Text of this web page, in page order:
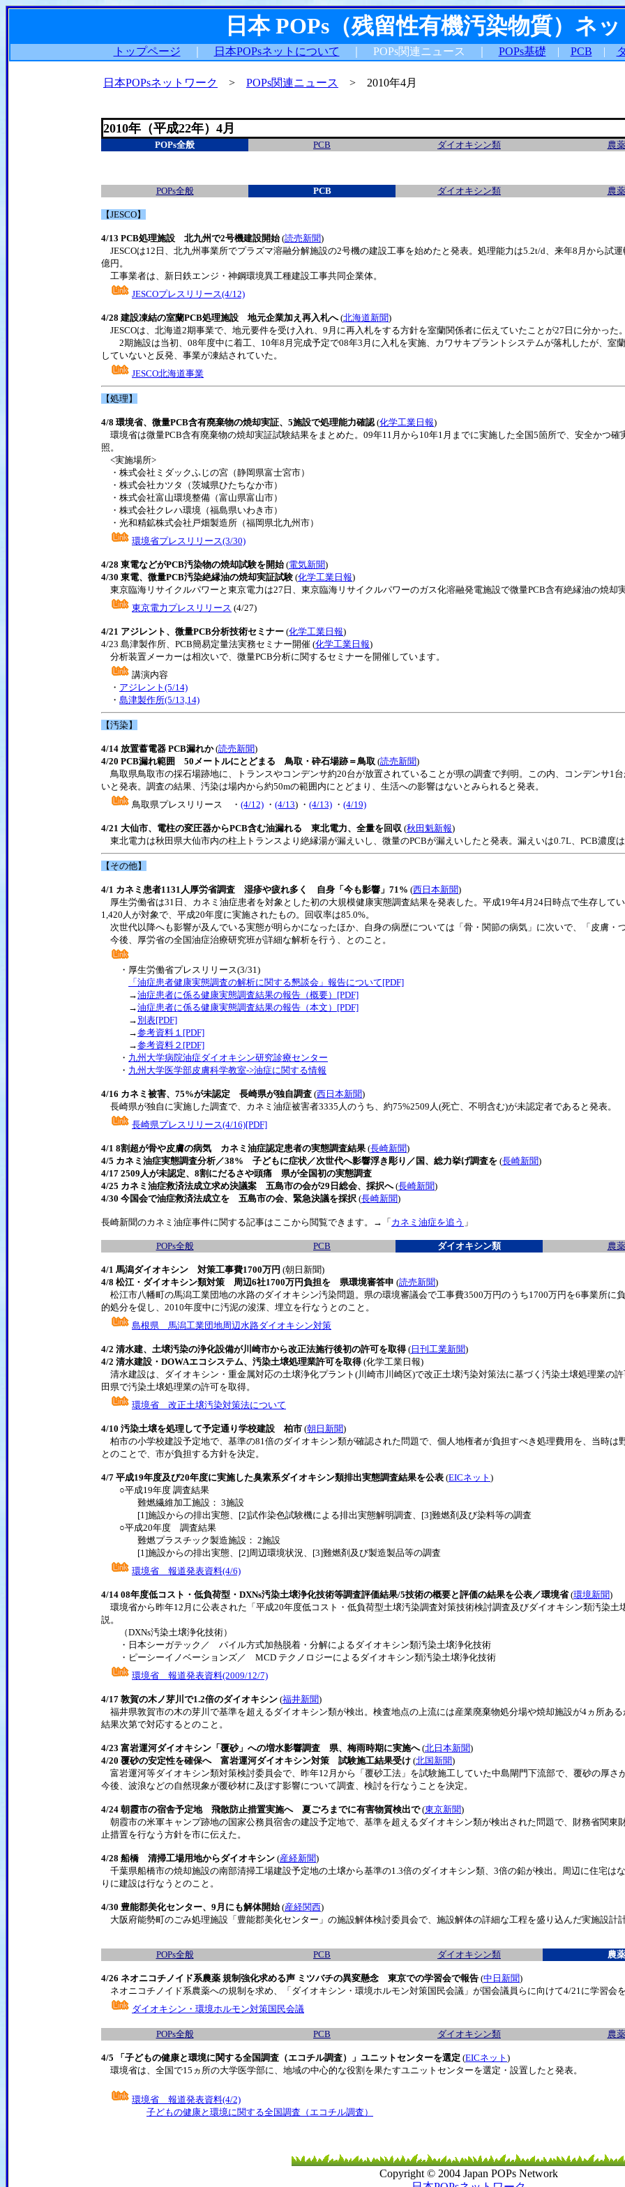
日本 POPs（残留性有機汚染物質）ネ
トップページ 日本POPsネットについて ｜ POPs関連ニュース ｜ POPs基礎 | PCB |
日本POPsネットワーク > POPs関連ニュース > 2010年4月
2010年（平成22年）4月
POPs全般 PCB ダイオキシン類 農薬
POPs全般 PCB ダイオキシン類 農薬
【JESCO】
4/13 PCB処理施設 北九州で2号機建設開始 (読売新聞)
JESCOは12日、北九州事業所でプラズマ溶融分解施設の2号機の建設工事を始めたと発表。処理能力は5.2t/d、来年8月から試
億円。
工事業者は、新日鉄エンジ・神鋼環境異工種建設工事共同企業体。
JESCOプレスリリース(4/12)
4/28 建設凍結の室蘭PCB処理施設 地元企業加え再入札へ(北海道新聞)
JESCOは、北海道2期事業で、地元要件を受け入れ、9月に再入札をする方針を室蘭関係者に伝えていたことが27日に分かった。
2期施設は当初、08年度中に着工、10年8月完成予定で08年3月に入札を実施、カワサキプラントシステムが落札したが、室
していないと反発、事業が凍結されていた。
JESCO北海道事業
【処理】
4/8 環境省、微量PCB含有廃棄物の焼却実証、5施設で処理能力確認(化学工業日報)
環境省は微量PCB含有廃棄物の焼却実証試験結果をまとめた。09年11月から10年1月までに実施した全国5箇所で、安全かつ
照。
<実施場所>
・株式会社ミダックふじの宮（静岡県富士宮市）
・株式会社カツタ（茨城県ひたちなか市）
・株式会社富山環境整備（富山県富山市）
・株式会社クレハ環境（福島県いわき市）
・光和精鉱株式会社戸畑製造所（福岡県北九州市）
環境省プレスリリース(3/30)
4/28 東電などがPCB汚染物の焼却試験を開始 (電気新聞)
4/30 東電、微量PCB汚染絶縁油の焼却実証試験 (化学工業日報)
東京臨海リサイクルパワーと東京電力は27日、東京臨海リサイクルパワーのガス化溶融発電施設で微量PCB含有絶縁油の焼却
東京電力プレスリリース (4/27)
4/21 アジレント、微量PCB分析技術セミナー (化学工業日報)
4/23 島津製作所、PCB簡易定量法実務セミナー開催 (化学工業日報)
分析装置メーカーは相次いで、微量PCB分析に関するセミナーを開催しています。
講演内容
・ アジレント(5/14)
・ 島津製作所(5/13,14)
【汚染】
4/14 放置蓄電器 PCB漏れか(読売新聞)
4/20 PCB漏れ範囲 50メートルにとどまる 鳥取・砕石場跡＝鳥取 (読売新聞)
鳥取県鳥取市の採石場跡地に、トランスやコンデンサ約20台が放置されていることが県の調査で判明。この内、コンデンサ1
いと発表。調査の結果、汚染は場内から約50mの範囲内にとどまり、生活への影響はないとみられると発表。
鳥取県プレスリリース ・ (4/12) ・ (4/13) ・ (4/13) ・ (4/19)
4/21 大仙市、電柱の変圧器からPCB含む油漏れる 東北電力、全量を回収 (秋田魁新報)
東北電力は秋田県大仙市内の柱上トランスより絶縁湯が漏えいし、微量のPCBが漏えいしたと発表。漏えいは0.7L、PCB濃度は
【その他】
4/1 カネミ患者1131人厚労省調査 湿疹や疲れ多く 自身「今も影響」71% (西日本新聞)
厚生労働省は31日、カネミ油症患者を対象とした初の大規模健康実態調査結果を発表した。平成19年4月24日時点で生存して
1,420人が対象で、平成20年度に実施されたもの。回収率は85.0%。
次世代以降へも影響が及んでいる実態が明らかになったほか、自身の病歴については「骨・関節の病気」に次いで、「皮膚・
今後、厚労省の全国油症治療研究班が詳細な解析を行う、とのこと。
・厚生労働省プレスリリース(3/31)
「油症患者健康実態調査の解析に関する懇談会」報告について[PDF]
→油症患者に係る健康実態調査結果の報告（概要）[PDF]
→油症患者に係る健康実態調査結果の報告（本文）[PDF]
→ 別表[PDF]
→参考資料１[PDF]
→参考資料２[PDF]
・ 九州大学病院油症ダイオキシン研究診療センター
・ 九州大学医学部皮膚科学教室->油症に関する情報
4/16 カネミ被害、75%が未認定 長崎県が独自調査 (西日本新聞)
長崎県が独自に実施した調査で、カネミ油症被害者3335人のうち、約75%2509人(死亡、不明含む)が未認定者であると発表。
長崎県プレスリリース(4/16)[PDF]
4/1 8割超が骨や皮膚の病気 カネミ油症認定患者の実態調査結果 (長崎新聞)
4/5 カネミ油症実態調査分析／38% 子どもに症状／次世代へ影響浮き彫り／国、総力挙げ調査を (長崎新聞)
4/17 2509人が未認定、8割にだるさや頭痛 県が全国初の実態調査
4/25 カネミ油症救済法成立求め決議案 五島市の会が29日総会、採択へ(長崎新聞)
4/30 今国会で油症救済法成立を 五島市の会、緊急決議を採択 (長崎新聞)
長崎新聞のカネミ油症事件に関する記事はここから閲覧できます。→「 カネミ油症を追う 」
POPs全般 PCB ダイオキシン類 農薬
4/1 馬潟ダイオキシン 対策工事費1700万円 (朝日新聞)
4/8 松江・ダイオキシン類対策 周辺6社1700万円負担を 県環境審答申 (読売新聞)
松江市八幡町の馬潟工業団地の水路のダイオキシン汚染問題。県の環境審議会で工事費3500万円のうち1700万円を6事業所に
的処分を促し、2010年度中に汚泥の浚渫、埋立を行なうとのこと。
島根県 馬潟工業団地周辺水路ダイオキシン対策
4/2 清水建、土壌汚染の浄化設備が川崎市から改正法施行後初の許可を取得( 日刊工業新聞)
4/2 清水建設・DOWAエコシステム、汚染土壌処理業許可を取得(化学工業日報)
清水建設は、ダイオキシン・重金属対応の土壌浄化プラント(川崎市川崎区)で改正土壌汚染対策法に基づく汚染土壌処理業の
田県で汚染土壌処理業の許可を取得。
環境省 改正土壌汚染対策法について
4/10 汚染土壌を処理して予定通り学校建設 柏市 (朝日新聞)
柏市の小学校建設予定地で、基準の81倍のダイオキシン類が確認された問題で、個人地権者が負担すべき処理費用を、当時は
とのことで、市が負担する方針を決定。
4/7 平成19年度及び20年度に実施した臭素系ダイオキシン類排出実態調査結果を公表 (EICネット )
○平成19年度 調査結果
難燃繊維加工施設： 3施設
[1]施設からの排出実態、[2]試作染色試験機による排出実態解明調査、[3]難燃剤及び染料等の調査
○平成20年度 調査結果
難燃プラスチック製造施設： 2施設
[1]施設からの排出実態、[2]周辺環境状況、[3]難燃剤及び製造製品等の調査
環境省 報道発表資料(4/6)
4/14 08年度低コスト・低負荷型・DXNs汚染土壌浄化技術等調査評価結果/5技術の概要と評価の結果を公表／環境省(環境新聞)
環境省から昨年12月に公表された「平成20年度低コスト・低負荷型土壌汚染調査対策技術検討調査及びダイオキシン類汚染土
説。
（DXNs汚染土壌浄化技術）
・日本シーガテック／ パイル方式加熱脱着・分解によるダイオキシン類汚染土壌浄化技術
・ピーシーイノベーションズ／ MCD テクノロジーによるダイオキシン類汚染土壌浄化技術
環境省 報道発表資料(2009/12/7)
4/17 敦賀の木ノ芽川で1.2倍のダイオキシン (福井新聞)
福井県敦賀市の木の芽川で基準を超えるダイオキシン類が検出。検査地点の上流には産業廃棄物処分場や焼却施設が4ヵ所あ
結果次第で対応するとのこと。
4/23 富岩運河ダイオキシン「覆砂」への増水影響調査 県、梅雨時期に実施へ(北日本新聞)
4/20 覆砂の安定性を確保へ 富岩運河ダイオキシン対策 試験施工結果受け (北国新聞)
富岩運河等ダイオキシン類対策検討委員会で、昨年12月から「覆砂工法」を試験施工していた中島閘門下流部で、覆砂の厚さ
今後、波浪などの自然現象が覆砂材に及ぼす影響について調査、検討を行なうことを決定。
4/24 朝霞市の宿舎予定地 飛散防止措置実施へ 夏ごろまでに有害物質検出で(東京新聞)
朝霞市の米軍キャンプ跡地の国家公務員宿舎の建設予定地で、基準を超えるダイオキシン類が検出された問題で、財務省関東
止措置を行なう方針を市に伝えた。
4/28 船橋 清掃工場用地からダイオキシン (産経新聞)
千葉県船橋市の焼却施設の南部清掃工場建設予定地の土壌から基準の1.3倍のダイオキシン類、3倍の鉛が検出。周辺に住宅は
りに建設は行なうとのこと。
4/30 豊能郡美化センター、9月にも解体開始 (産経関西)
大阪府能勢町のごみ処理施設「豊能郡美化センター」の施設解体検討委員会で、施設解体の詳細な工程を盛り込んだ実施設計
POPs全般 PCB ダイオキシン類 農薬
4/26 ネオニコチノイド系農薬 規制強化求める声 ミツバチの異変懸念 東京での学習会で報告 (中日新聞)
ネオニコチノイド系農薬への規制を求め、「ダイオキシン・環境ホルモン対策国民会議」が国会議員らに向けて4/21に学習会を
ダイオキシン・環境ホルモン対策国民会議
POPs全般 PCB ダイオキシン類 農薬
4/5 「子どもの健康と環境に関する全国調査（エコチル調査）」ユニットセンターを選定 (EICネット )
環境省は、全国で15ヵ所の大学医学部に、地域の中心的な役割を果たすユニットセンターを選定・設置したと発表。
環境省 報道発表資料(4/2)
子どもの健康と環境に関する全国調査（エコチル調査）
Copyright © 2004 Japan POPs Network